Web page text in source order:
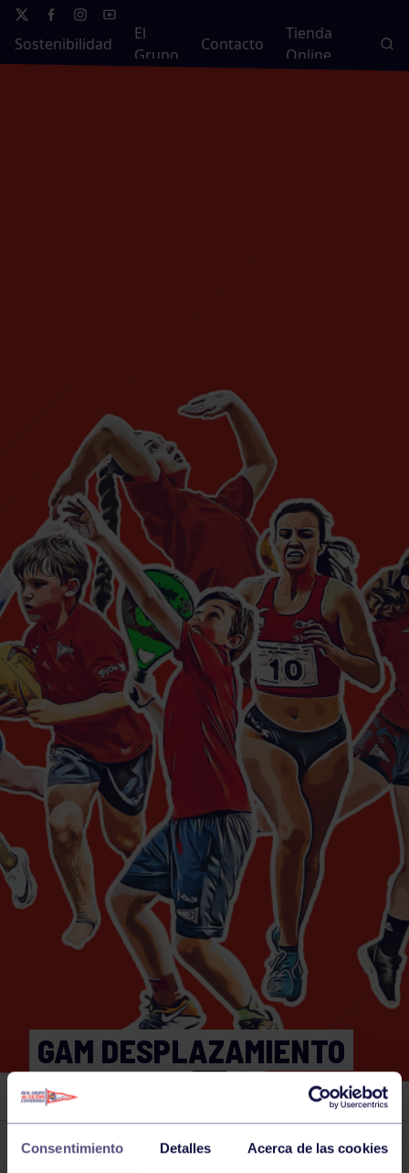
Consentimiento Detalles Acerca de las cookies
Sostenibilidad
El
Grupo
Contacto
Tienda
Online
GAM DESPLAZAMIENTO
MALLORCA